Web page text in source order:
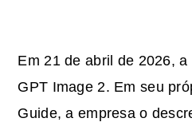
Em 21 de abril de 2026,
GPT Image 2. Em seu
Guide, a empresa o